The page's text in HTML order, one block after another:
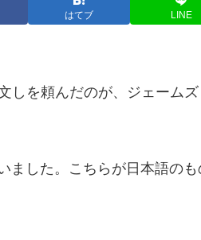
はてブ LINE
しを頼んだのが、ジェーム
ました。こちらが日本語のも